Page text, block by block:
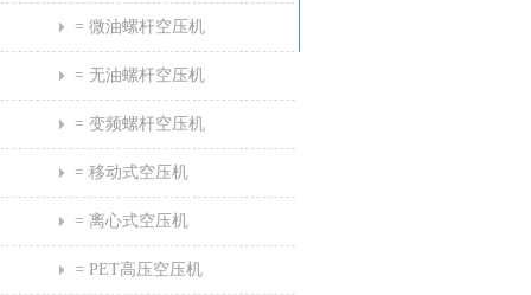
= 微油螺杆空压机
= 无油螺杆空压机
= 变频螺杆空压机
= 移动式空压机
= 离心式空压机
= PET高压空压机